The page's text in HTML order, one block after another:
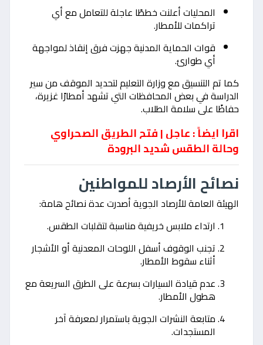
المحليات أعلنت خططًا عاجلة للتعامل مع أي
تراكمات للأمطار.
قوات الحماية المدنية جهزت فرق إنقاذ لمواجهة
أي طوارئ.
كما تم التنسيق مع وزارة التعليم لتحديد الموقف من سير
الدراسة في بعض المحافظات التي تشهد أمطارًا غزيرة،
حفاظًا على سلامة الطلاب.
اقرا ايضاً : عاجل | فتح الطريق الصحراوي
وحالة الطقس شديد البرودة
نصائح الأرصاد للمواطنين
الهيئة العامة للأرصاد الجوية أصدرت عدة نصائح هامة:
ارتداء ملابس خريفية مناسبة لتقلبات الطقس.
تجنب الوقوف أسفل اللوحات المعدنية أو الأشجار
أثناء سقوط الأمطار.
عدم قيادة السيارات بسرعة على الطرق السريعة مع
هطول الأمطار.
متابعة النشرات الجوية باستمرار لمعرفة آخر
المستجدات.